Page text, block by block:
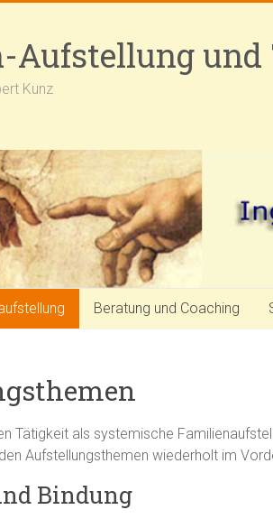
Aufstellung
Kunz
Beratung und Coaching
Tätigkeit als systemische
Aufstellungsthemen wiederholt im
Bindung